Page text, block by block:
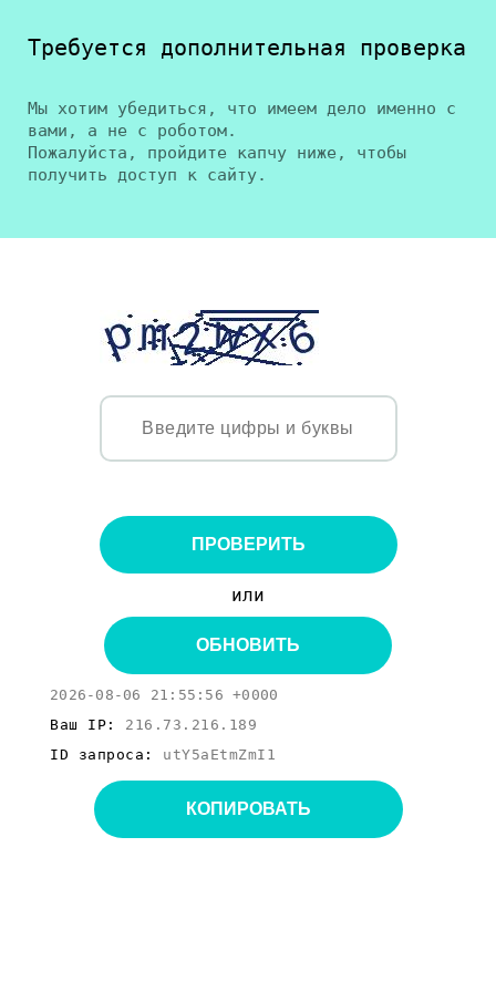
Требуется дополнительная проверка
Мы хотим убедиться, что имеем дело именно с
вами, а не с роботом.
Пожалуйста, пройдите капчу ниже, чтобы
получить доступ к сайту.
ПРОВЕРИТЬ
или
ОБНОВИТЬ
2026-08-06 21:55:56 +0000
Ваш IP: 216.73.216.189
ID запроса: utY5aEtmZmI1
КОПИРОВАТЬ